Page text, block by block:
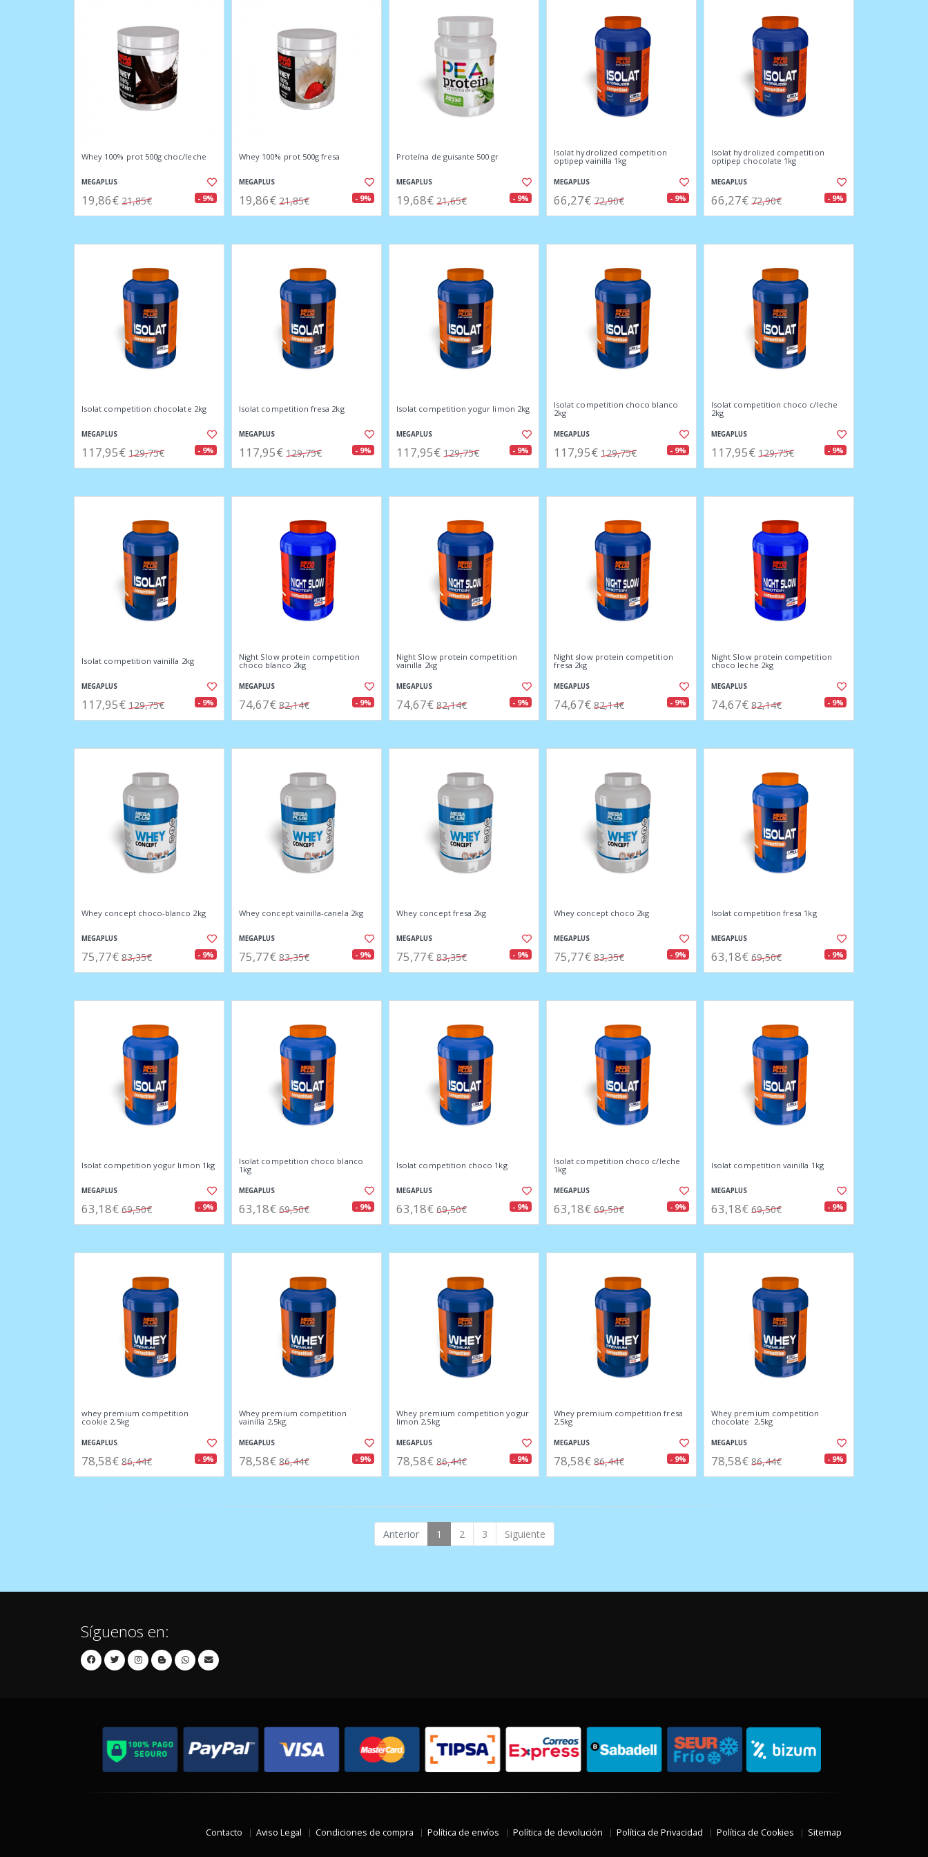
Whey 100% prot 500g choc/leche
MEGAPLUS
19,86€ 21,85€ - 9%
Whey 100% prot 500g fresa
MEGAPLUS
19,86€ 21,85€ - 9%
Proteína de guisante 500 gr
MEGAPLUS
19,68€ 21,65€ - 9%
Isolat hydrolized competition
optipep vainilla 1kg
MEGAPLUS
66,27€ 72,90€ - 9%
Isolat hydrolized competition
optipep chocolate 1kg
MEGAPLUS
66,27€ 72,90€ - 9%
Isolat competition chocolate 2kg
MEGAPLUS
117,95€ 129,75€ - 9%
Isolat competition fresa 2kg
MEGAPLUS
117,95€ 129,75€ - 9%
Isolat competition yogur limon 2kg
MEGAPLUS
117,95€ 129,75€ - 9%
Isolat competition choco blanco
2kg
MEGAPLUS
117,95€ 129,75€ - 9%
Isolat competition choco c/leche
2kg
MEGAPLUS
117,95€ 129,75€ - 9%
Isolat competition vainilla 2kg
MEGAPLUS
117,95€ 129,75€ - 9%
Night Slow protein competition
choco blanco 2kg
MEGAPLUS
74,67€ 82,14€ - 9%
Night Slow protein competition
vainilla 2kg
MEGAPLUS
74,67€ 82,14€ - 9%
Night slow protein competition
fresa 2kg
MEGAPLUS
74,67€ 82,14€ - 9%
Night Slow protein competition
choco leche 2kg
MEGAPLUS
74,67€ 82,14€ - 9%
Whey concept choco-blanco 2kg
MEGAPLUS
75,77€ 83,35€ - 9%
Whey concept vainilla-canela 2kg
MEGAPLUS
75,77€ 83,35€ - 9%
Whey concept fresa 2kg
MEGAPLUS
75,77€ 83,35€ - 9%
Whey concept choco 2kg
MEGAPLUS
75,77€ 83,35€ - 9%
Isolat competition fresa 1kg
MEGAPLUS
63,18€ 69,50€ - 9%
Isolat competition yogur limon 1kg
MEGAPLUS
63,18€ 69,50€ - 9%
Isolat competition choco blanco
1kg
MEGAPLUS
63,18€ 69,50€ - 9%
Isolat competition choco 1kg
MEGAPLUS
63,18€ 69,50€ - 9%
Isolat competition choco c/leche
1kg
MEGAPLUS
63,18€ 69,50€ - 9%
Isolat competition vainilla 1kg
MEGAPLUS
63,18€ 69,50€ - 9%
whey premium competition
cookie 2,5kg
MEGAPLUS
78,58€ 86,44€ - 9%
Whey premium competition
vainilla 2,5kg.
MEGAPLUS
78,58€ 86,44€ - 9%
Whey premium competition yogur
limon 2,5kg
MEGAPLUS
78,58€ 86,44€ - 9%
Whey premium competition fresa
2,5kg
MEGAPLUS
78,58€ 86,44€ - 9%
Whey premium competition
chocolate 2,5kg
MEGAPLUS
78,58€ 86,44€ - 9%
Anterior 1 2 3 Siguiente
Síguenos en:
Contacto Aviso Legal Condiciones de compra Política de envíos Política de devolución Política de Privacidad Política de Cookies Sitemap